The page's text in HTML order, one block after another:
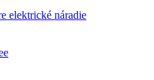
elektrické náradie